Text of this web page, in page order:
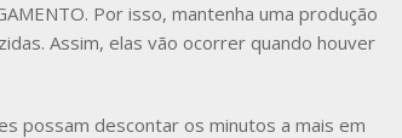
Por isso, mantenha uma produção
Assim, elas vão ocorrer quando houver
possam descontar os minutos a mais em